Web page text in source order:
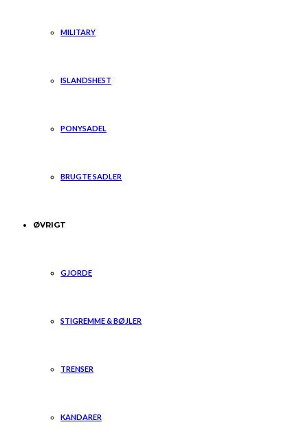
MILITARY
ISLANDSHEST
PONYSADEL
BRUGTE SADLER
ØVRIGT
GJORDE
STIGREMME & BØJLER
TRENSER
KANDARER